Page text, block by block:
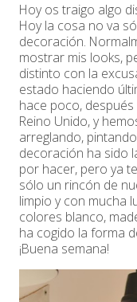
Hoy os traigo algo
Hoy la cosa no va
decoración.
mostrar mis looks,
distinto con la
estado haciendo
hace poco,
Reino Unido, y
arreglando,
decoración ha sido
por hacer, pero ya
sólo un rincón de
limpio y con mucha
colores blanco,
ha cogido la forma
¡Buena semana!